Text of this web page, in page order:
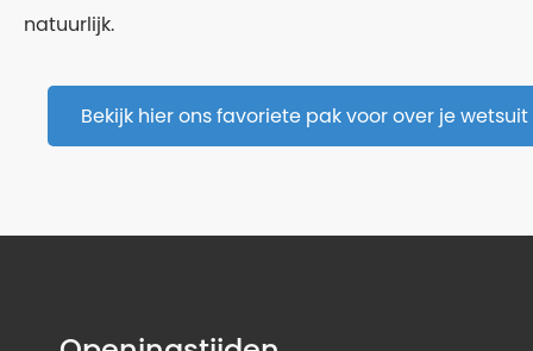
natuurlijk.
Bekijk hier ons favoriete pak voor over je wetsuit